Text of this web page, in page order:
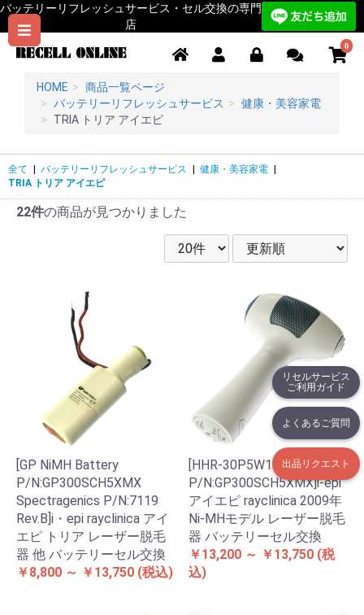
リセルサービス
ご利用ガイド
よくあるご質問
出品リクエスト
バッテリーリフレッシュサービス・セル交換の専門
店
0
HOME
商品一覧ページ
バッテリーリフレッシュサービス
健康・美容家電
TRIA トリア アイエピ
全て バッテリーリフレッシュサービス 健康・美容家電
TRIA トリア アイエピ
22件の商品が見つかりました
[GP NiMH Battery
P/N:GP300SCH5XMX
Spectragenics P/N:7119
Rev.B]i・epi rayclinica アイ
エピ トリア レーザー脱毛
器 他 バッテリーセル交換
￥8,800 ～ ￥13,750 (税込)
[HHR-30P5W1、
P/N:GP300SCH5XMX]i-epi
アイエピ rayclinica 2009年
Ni-MHモデル レーザー脱毛
器 バッテリーセル交換
￥13,200 ～ ￥13,750 (税
込)